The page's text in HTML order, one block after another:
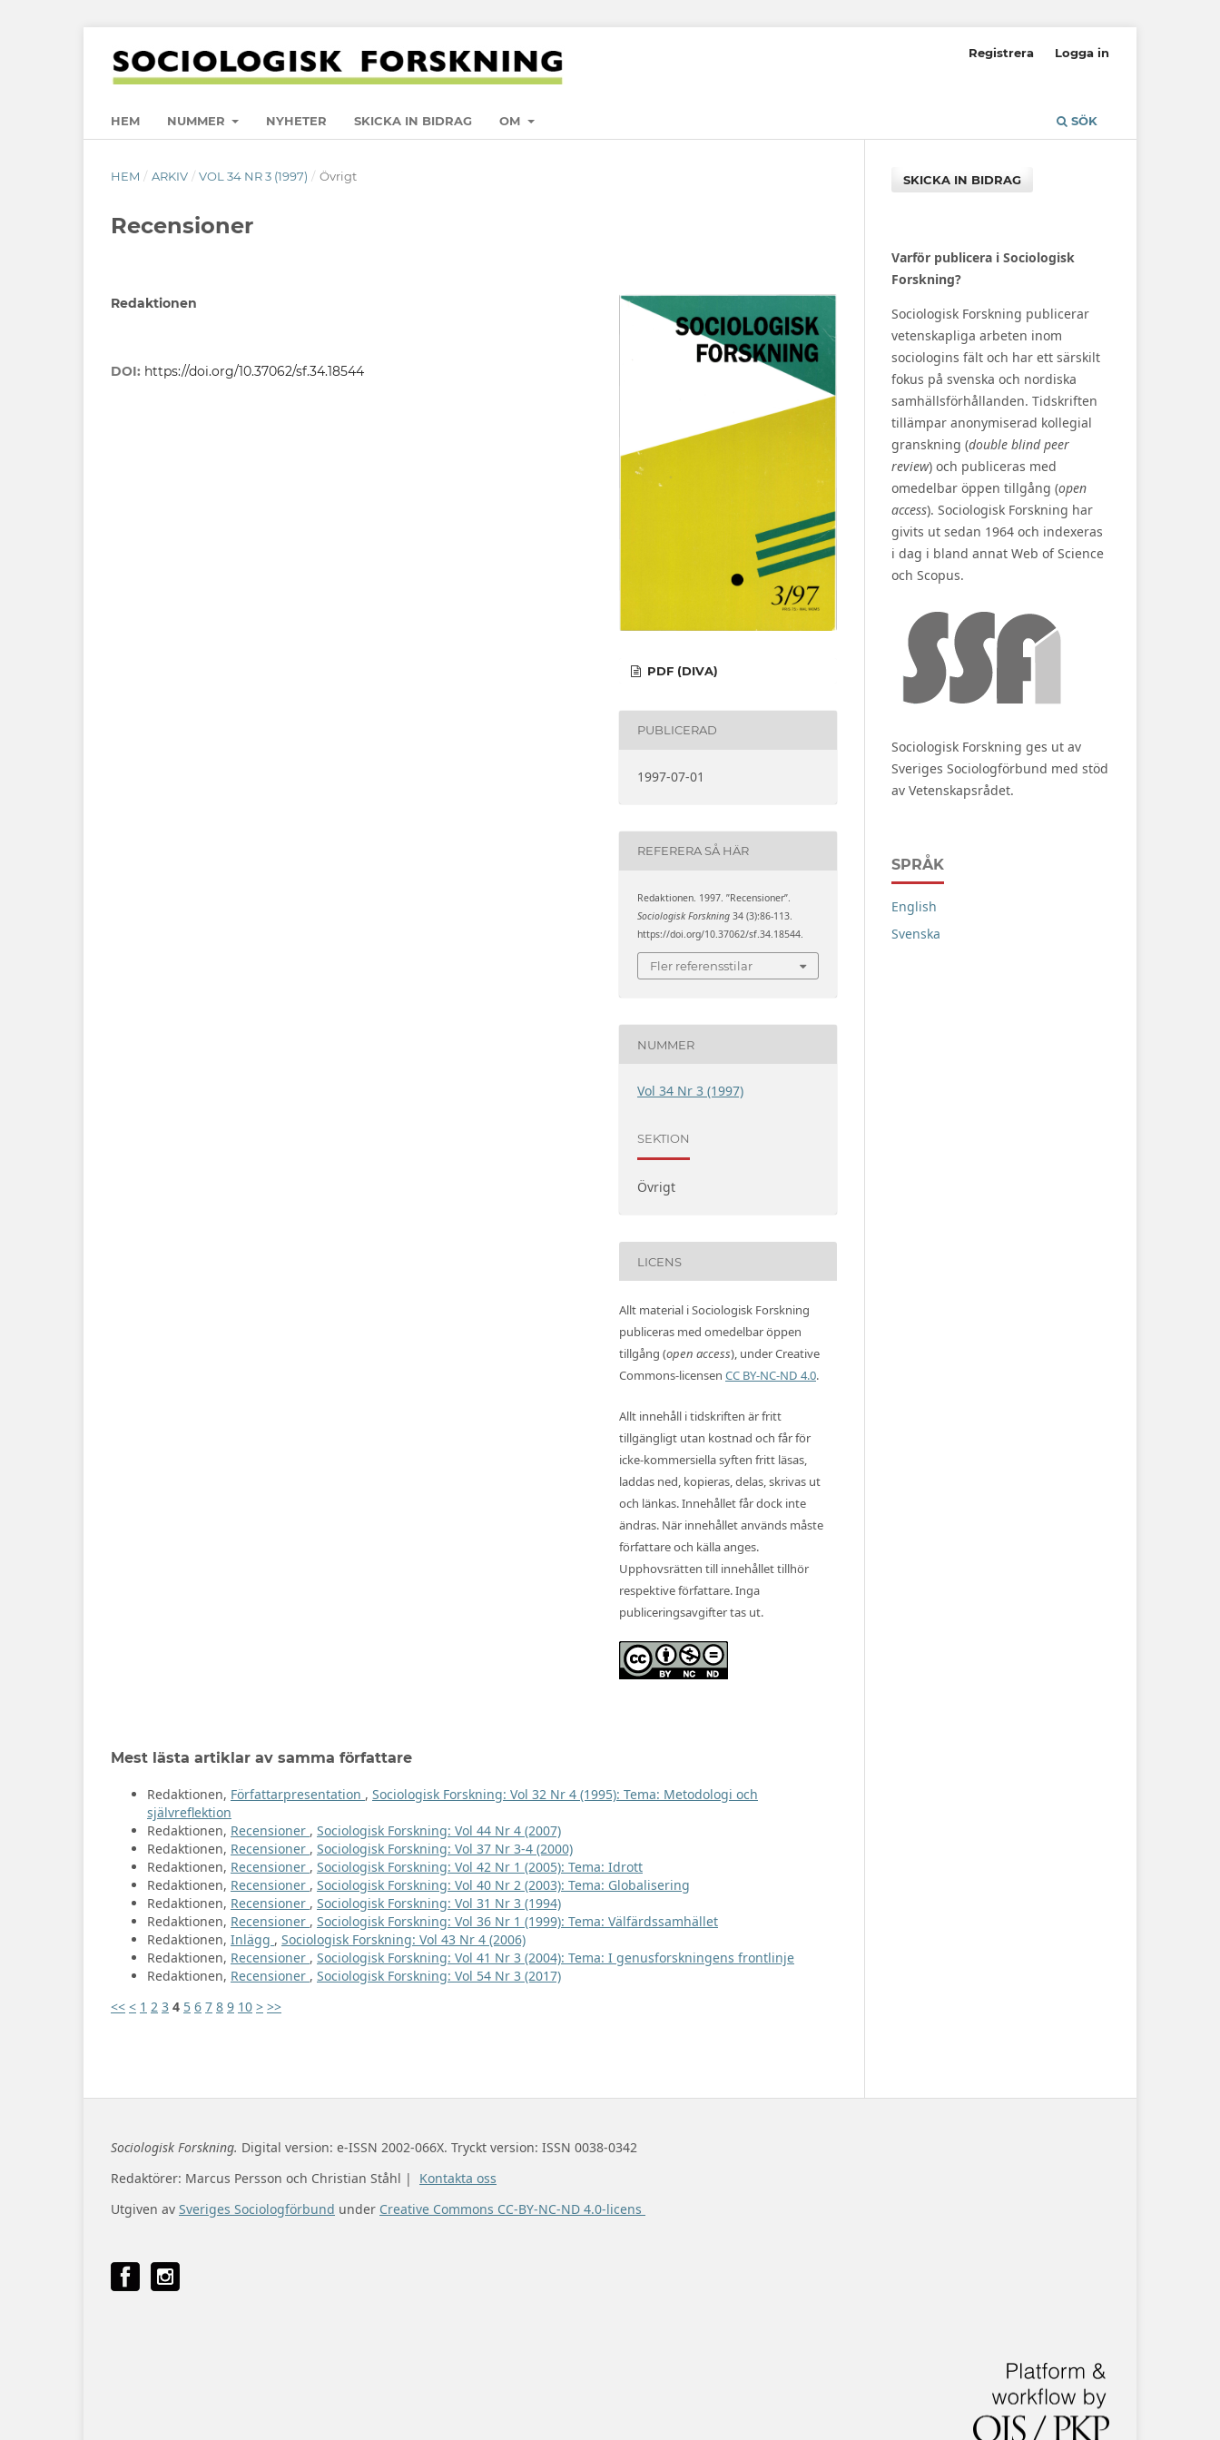
HEM NUMMER NYHETER SKICKA IN BIDRAG OM SÖK
Registrera Logga in
HEM / ARKIV / VOL 34 NR 3 (1997) / Övrigt
Recensioner
Redaktionen
DOI: https://doi.org/10.37062/sf.34.18544
PDF (DIVA)
PUBLICERAD
1997-07-01
REFERERA SÅ HÄR
Redaktionen. 1997. ”Recensioner”.
Sociologisk Forskning 34 (3):86-113.
https://doi.org/10.37062/sf.34.18544.
Fler referensstilar
NUMMER
Vol 34 Nr 3 (1997)
SEKTION
Övrigt
LICENS
Allt material i Sociologisk Forskning
publiceras med omedelbar öppen
tillgång (open access), under Creative
Commons-licensen CC BY-NC-ND 4.0.
Allt innehåll i tidskriften är fritt
tillgängligt utan kostnad och får för
icke-kommersiella syften fritt läsas,
laddas ned, kopieras, delas, skrivas ut
och länkas. Innehållet får dock inte
ändras. När innehållet används måste
författare och källa anges.
Upphovsrätten till innehållet tillhör
respektive författare. Inga
publiceringsavgifter tas ut.
Mest lästa artiklar av samma författare
Redaktionen, Författarpresentation , Sociologisk Forskning: Vol 32 Nr 4 (1995): Tema: Metodologi och
självreflektion
Redaktionen, Recensioner , Sociologisk Forskning: Vol 44 Nr 4 (2007)
Redaktionen, Recensioner , Sociologisk Forskning: Vol 37 Nr 3-4 (2000)
Redaktionen, Recensioner , Sociologisk Forskning: Vol 42 Nr 1 (2005): Tema: Idrott
Redaktionen, Recensioner , Sociologisk Forskning: Vol 40 Nr 2 (2003): Tema: Globalisering
Redaktionen, Recensioner , Sociologisk Forskning: Vol 31 Nr 3 (1994)
Redaktionen, Recensioner , Sociologisk Forskning: Vol 36 Nr 1 (1999): Tema: Välfärdssamhället
Redaktionen, Inlägg , Sociologisk Forskning: Vol 43 Nr 4 (2006)
Redaktionen, Recensioner , Sociologisk Forskning: Vol 41 Nr 3 (2004): Tema: I genusforskningens frontlinje
Redaktionen, Recensioner , Sociologisk Forskning: Vol 54 Nr 3 (2017)
<< < 1 2 3 4 5 6 7 8 9 10 > >>
SKICKA IN BIDRAG
Varför publicera i Sociologisk
Forskning?
Sociologisk Forskning publicerar
vetenskapliga arbeten inom
sociologins fält och har ett särskilt
fokus på svenska och nordiska
samhällsförhållanden. Tidskriften
tillämpar anonymiserad kollegial
granskning (double blind peer
review) och publiceras med
omedelbar öppen tillgång (open
access). Sociologisk Forskning har
givits ut sedan 1964 och indexeras
i dag i bland annat Web of Science
och Scopus.
Sociologisk Forskning ges ut av
Sveriges Sociologförbund med stöd
av Vetenskapsrådet.
SPRÅK
English
Svenska
Sociologisk Forskning. Digital version: e-ISSN 2002-066X. Tryckt version: ISSN 0038-0342
Redaktörer: Marcus Persson och Christian Ståhl | Kontakta oss
Utgiven av Sveriges Sociologförbund under Creative Commons CC-BY-NC-ND 4.0-licens